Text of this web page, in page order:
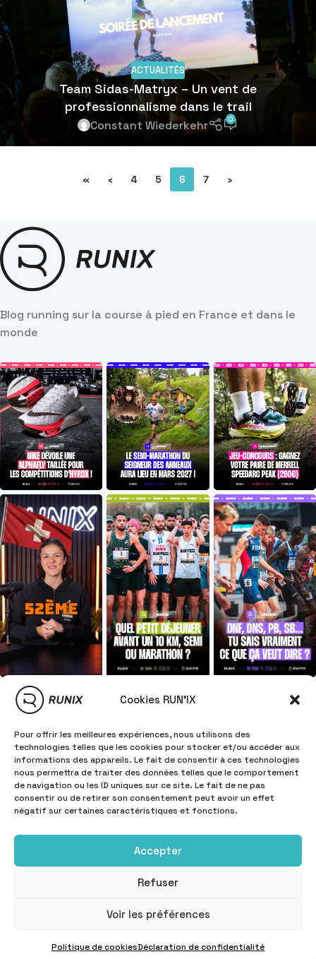
Cookies RUN'IX
Pour offrir les meilleures expériences, nous utilisons des
technologies telles que les cookies pour stocker et/ou accéder aux
informations des appareils. Le fait de consentir à ces technologies
nous permettra de traiter des données telles que le comportement
de navigation ou les ID uniques sur ce site. Le fait de ne pas
consentir ou de retirer son consentement peut avoir un effet
négatif sur certaines caractéristiques et fonctions.
Accepter
Refuser
Voir les préférences
Politique de cookiesDéclaration de confidentialité
ACTUALITÉS
Team Sidas-Matryx – Un vent de
professionnalisme dans le trail
Constant Wiederkehr 0
« ‹ 4 5 6 7 ›
Blog running sur la course à pied en France et dans le
monde